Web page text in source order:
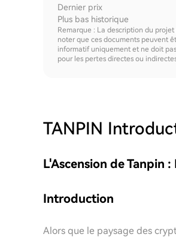
Dernier prix
Plus bas historique
Remarque : La description du
noter que ces documents peuvent
informatif uniquement et ne doit
pour les pertes directes ou
TANPIN
L'Ascension de Tanpin
Introduction
Alors que le paysage des